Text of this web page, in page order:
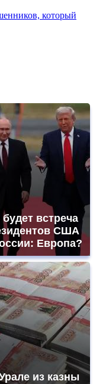
который
будет встреча
США
Европа?
из казны